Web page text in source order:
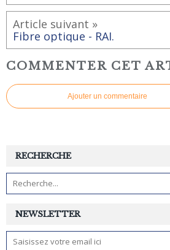
Article suivant »
Fibre optique - RAI.
COMMENTER CET
Ajouter un commentaire
NEWSLETTER
RECHERCHE